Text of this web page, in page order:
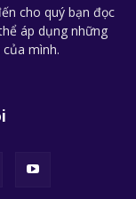
cho quý bạn đọc
áp dụng những
mình.